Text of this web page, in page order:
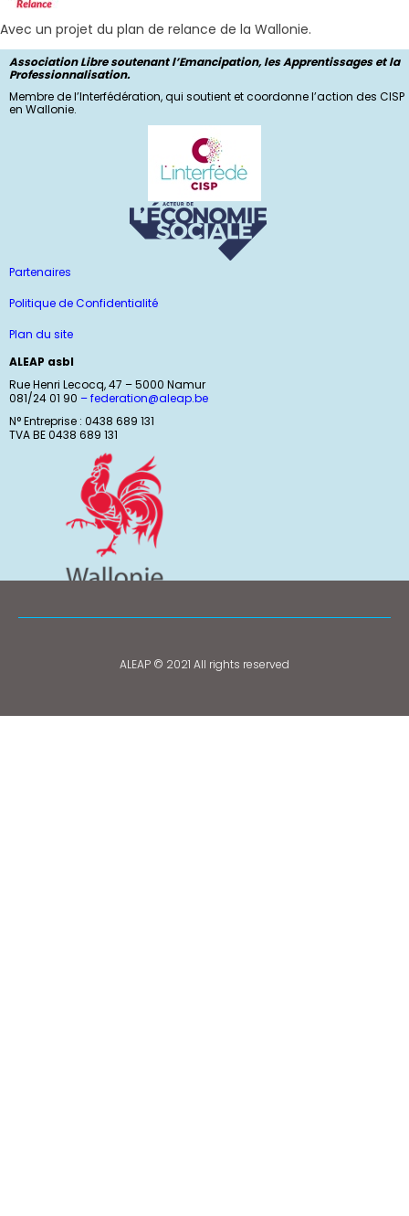
Avec un projet du plan de relance de la Wallonie.
Association Libre soutenant l’Emancipation, les Apprentissages et la
Professionnalisation.
Membre de l’Interfédération, qui soutient et coordonne l’action des CISP
en Wallonie.
Partenaires
Politique de Confidentialité
Plan du site
ALEAP asbl
Rue Henri Lecocq, 47 – 5000 Namur
081/24 01 90 –federation@aleap.be
N° Entreprise : 0438 689 131
TVA BE 0438 689 131
ALEAP © 2021 All rights reserved